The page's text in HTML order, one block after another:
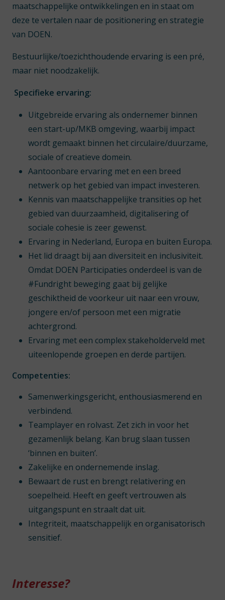
maatschappelijke ontwikkelingen en in staat om
deze te vertalen naar de positionering en strategie
van DOEN.
Bestuurlijke/toezichthoudende ervaring is een pré,
maar niet noodzakelijk.
Specifieke ervaring:
Uitgebreide ervaring als ondernemer binnen
een start-up/MKB omgeving, waarbij impact
wordt gemaakt binnen het circulaire/duurzame,
sociale of creatieve domein.
Aantoonbare ervaring met en een breed
netwerk op het gebied van impact investeren.
Kennis van maatschappelijke transities op het
gebied van duurzaamheid, digitalisering of
sociale cohesie is zeer gewenst.
Ervaring in Nederland, Europa en buiten Europa.
Het lid draagt bij aan diversiteit en inclusiviteit.
Omdat DOEN Participaties onderdeel is van de
#Fundright beweging gaat bij gelijke
geschiktheid de voorkeur uit naar een vrouw,
jongere en/of persoon met een migratie
achtergrond.
Ervaring met een complex stakeholderveld met
uiteenlopende groepen en derde partijen.
Competenties:
Samenwerkingsgericht, enthousiasmerend en
verbindend.
Teamplayer en rolvast. Zet zich in voor het
gezamenlijk belang. Kan brug slaan tussen
‘binnen en buiten’.
Zakelijke en ondernemende inslag.
Bewaart de rust en brengt relativering en
soepelheid. Heeft en geeft vertrouwen als
uitgangspunt en straalt dat uit.
Integriteit, maatschappelijk en organisatorisch
sensitief.
Interesse?